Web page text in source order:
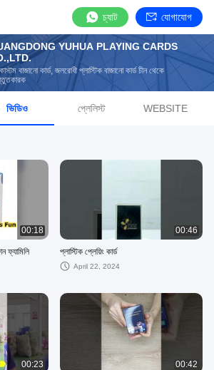
চ্যাট যোগাযোগ
YUHUA PLAYING CARDS
বাজানো কার্ড, জলরোধী প্লাস্টিক বাজানো কার্ড চীন থেকে
ভিডিও প্লেলিস্ট WEBSITE
00:18
ফ্যামিলি
00:46
প্লাস্টিক প্লেয়িং কার্ড
April 22, 2024
00:23 00:42